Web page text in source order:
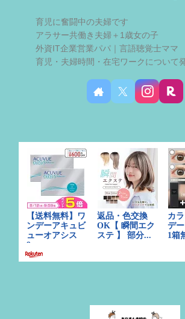
育児に奮闘中の夫婦です
アラサー共働き夫婦＋1歳女の子
外資IT企業営業パパ｜言語聴覚士ママ
育児・夫婦時間・在宅ワークについて